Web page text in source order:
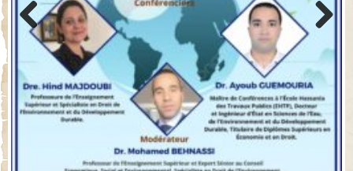
Previo